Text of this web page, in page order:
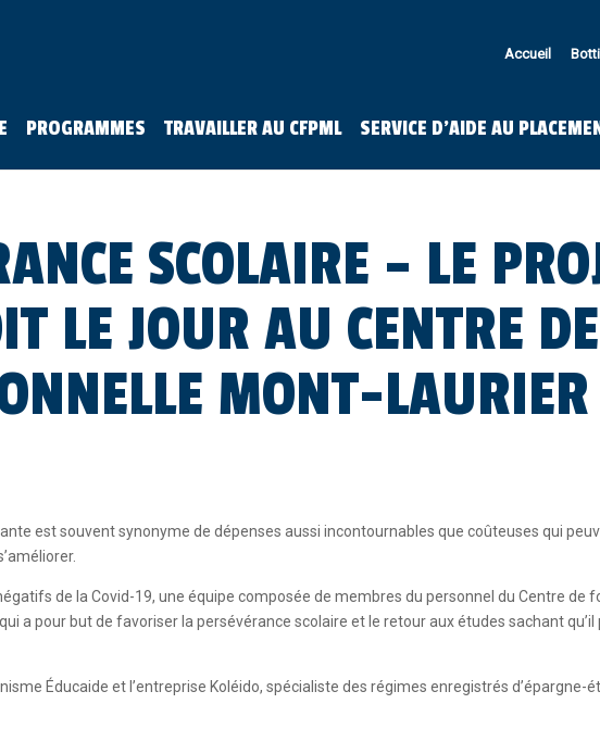
Accueil
PROGRAMMES TRAVAILLER AU CFPML SERVICE D’AIDE AU
SCOLAIRE – LE
LE JOUR AU CENTRE
MONT-LAURIER
est souvent synonyme de dépenses aussi incontournables que coûteuses qui
de la Covid-19, une équipe composée de membres du personnel du Centre de
a pour but de favoriser la persévérance scolaire et le retour aux études sachant
Éducaide et l’entreprise Koléido, spécialiste des régimes enregistrés